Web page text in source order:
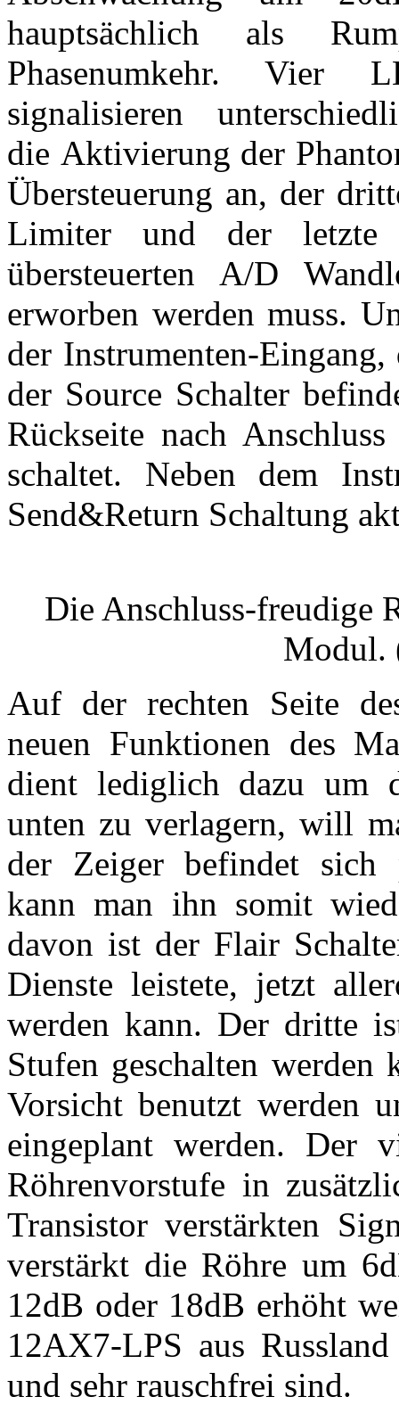
hauptsächlich als
Phasenumkehr. Vier
signalisieren
die Aktivierung der
Übersteuerung an, der
Limiter und der
übersteuerten A/D
erworben werden muss.
der Instrumenten-
der Source Schalter
Rückseite nach
schaltet. Neben dem
Send&Return Schaltung
Die Anschluss-freudige
Modul.
Auf der rechten Seite
neuen Funktionen des
dient lediglich dazu um
unten zu verlagern, will
der Zeiger befindet sich
kann man ihn somit
davon ist der Flair
Dienste leistete, jetzt
werden kann. Der dritte
Stufen geschalten
Vorsicht benutzt werden
eingeplant werden. Der
Röhrenvorstufe in
Transistor verstärkten
verstärkt die Röhre um
12dB oder 18dB erhöht
12AX7-LPS aus
und sehr rauschfrei sind.